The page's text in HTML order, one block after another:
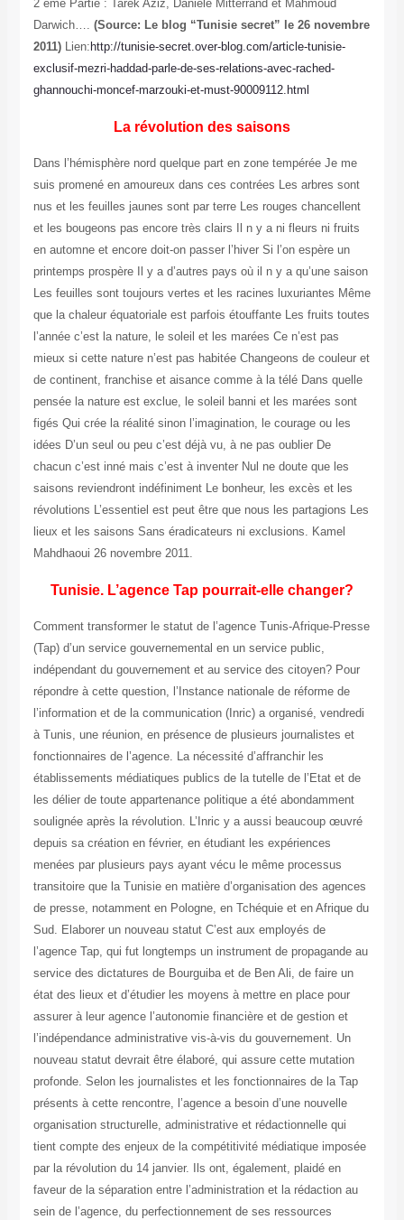
2 eme Partie : Tarek Aziz, Danièle Mitterrand et Mahmoud
Darwich…. (Source: Le blog “Tunisie secret” le 26 novembre
2011)Lien: http://tunisie-secret.over-blog.com/article-tunisie-
exclusif-mezri-haddad-parle-de-ses-relations-avec-rached-
ghannouchi-moncef-marzouki-et-must-90009112.html
La révolution des saisons
Dans l’hémisphère nord quelque part en zone tempérée Je me
suis promené en amoureux dans ces contrées Les arbres sont
nus et les feuilles jaunes sont par terre Les rouges chancellent
et les bougeons pas encore très clairs Il n y a ni fleurs ni fruits
en automne et encore doit-on passer l’hiver Si l’on espère un
printemps prospère Il y a d’autres pays où il n y a qu’une saison
Les feuilles sont toujours vertes et les racines luxuriantes Même
que la chaleur équatoriale est parfois étouffante Les fruits toutes
l’année c’est la nature, le soleil et les marées Ce n’est pas
mieux si cette nature n’est pas habitée Changeons de couleur et
de continent, franchise et aisance comme à la télé Dans quelle
pensée la nature est exclue, le soleil banni et les marées sont
figés Qui crée la réalité sinon l’imagination, le courage ou les
idées D’un seul ou peu c’est déjà vu, à ne pas oublier De
chacun c’est inné mais c’est à inventer Nul ne doute que les
saisons reviendront indéfiniment Le bonheur, les excès et les
révolutions L’essentiel est peut être que nous les partagions Les
lieux et les saisons Sans éradicateurs ni exclusions. Kamel
Mahdhaoui 26 novembre 2011.
Tunisie. L’agence Tap pourrait-elle changer?
Comment transformer le statut de l’agence Tunis-Afrique-Presse
(Tap) d’un service gouvernemental en un service public,
indépendant du gouvernement et au service des citoyen? Pour
répondre à cette question, l’Instance nationale de réforme de
l’information et de la communication (Inric) a organisé, vendredi
à Tunis, une réunion, en présence de plusieurs journalistes et
fonctionnaires de l’agence. La nécessité d’affranchir les
établissements médiatiques publics de la tutelle de l’Etat et de
les délier de toute appartenance politique a été abondamment
soulignée après la révolution. L’Inric y a aussi beaucoup œuvré
depuis sa création en février, en étudiant les expériences
menées par plusieurs pays ayant vécu le même processus
transitoire que la Tunisie en matière d’organisation des agences
de presse, notamment en Pologne, en Tchéquie et en Afrique du
Sud. Elaborer un nouveau statut C’est aux employés de
l’agence Tap, qui fut longtemps un instrument de propagande au
service des dictatures de Bourguiba et de Ben Ali, de faire un
état des lieux et d’étudier les moyens à mettre en place pour
assurer à leur agence l’autonomie financière et de gestion et
l’indépendance administrative vis-à-vis du gouvernement. Un
nouveau statut devrait être élaboré, qui assure cette mutation
profonde. Selon les journalistes et les fonctionnaires de la Tap
présents à cette rencontre, l’agence a besoin d’une nouvelle
organisation structurelle, administrative et rédactionnelle qui
tient compte des enjeux de la compétitivité médiatique imposée
par la révolution du 14 janvier. Ils ont, également, plaidé en
faveur de la séparation entre l’administration et la rédaction au
sein de l’agence, du perfectionnement de ses ressources